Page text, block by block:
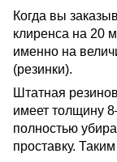
Когда вы
клиренса на 20
именно на
(резинки).
Штатная
имеет толщину
полностью
проставку.